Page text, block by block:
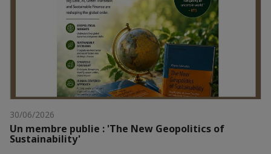
30/06/2026
Un membre publie : 'The New Geopolitics of
Sustainability'